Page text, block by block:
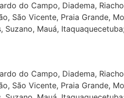
do Campo, Diadema,
São Vicente, Praia Grande,
Suzano, Mauá,
do Campo, Diadema,
São Vicente, Praia Grande,